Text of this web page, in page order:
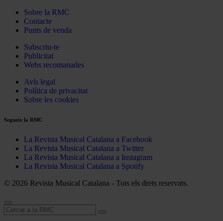
Sobre la RMC
Contacte
Punts de venda
Subscriu-te
Publicitat
Webs recomanades
Avís legal
Política de privacitat
Sobre les cookies
Segueix la RMC
La Revista Musical Catalana a Facebook
La Revista Musical Catalana a Twitter
La Revista Musical Catalana a Instagram
La Revista Musical Catalana a Spotify
© 2026 Revista Musical Catalana - Tots els drets reservats.
Cerca